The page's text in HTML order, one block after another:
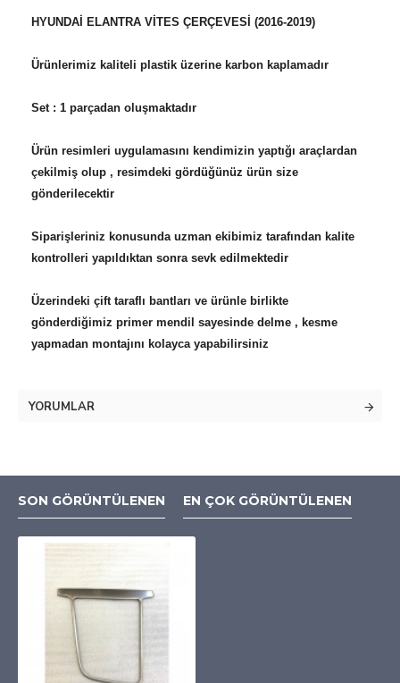
HYUNDAİ ELANTRA VİTES ÇERÇEVESİ (2016-2019)
Ürünlerimiz kaliteli plastik üzerine karbon kaplamadır
Set : 1 parçadan oluşmaktadır
Ürün resimleri uygulamasını kendimizin yaptığı araçlardan
çekilmiş olup , resimdeki gördüğünüz ürün size
gönderilecektir
Siparişleriniz konusunda uzman ekibimiz tarafından kalite
kontrolleri yapıldıktan sonra sevk edilmektedir
Üzerindeki çift taraflı bantları ve ürünle birlikte
gönderdiğimiz primer mendil sayesinde delme , kesme
yapmadan montajını kolayca yapabilirsiniz
YORUMLAR
SON GÖRÜNTÜLENEN EN ÇOK GÖRÜNTÜLENEN